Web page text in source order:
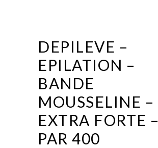
DEPILEVE –
EPILATION –
BANDE
MOUSSELINE –
EXTRA FORTE –
PAR 400